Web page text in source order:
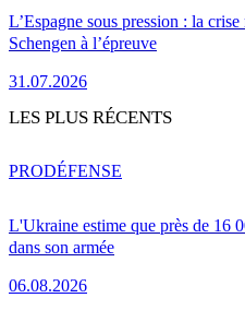
L’Espagne sous pression : la
Schengen à l’épreuve
31.07.2026
LES PLUS RÉCENTS
L'Ukraine estime que près de 16
dans son armée
06.08.2026
PRODÉFENSE